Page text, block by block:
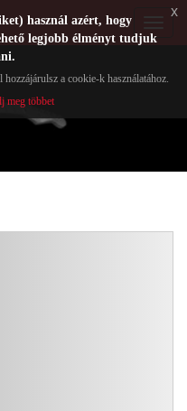
használ azért, hogy
legjobb élményt tudjuk
a cookie-k használatához.
meg többet
x